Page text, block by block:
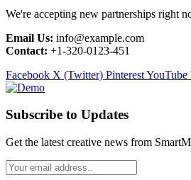
We're accepting new partnerships right
Email Us: info@example.com
Contact: +1-320-0123-451
Facebook X (Twitter) PinterestYouTube
Subscribe to Updates
Get the latest creative news from